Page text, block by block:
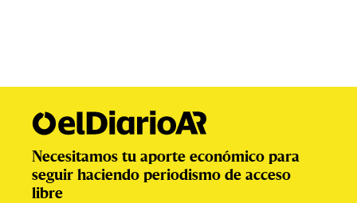
Necesitamos tu aporte económico para
seguir haciendo periodismo de acceso
libre